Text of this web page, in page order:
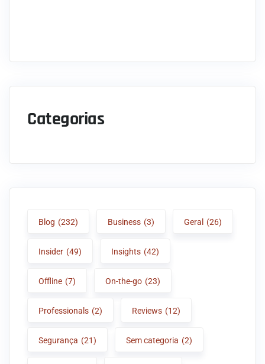
Categorias
Blog (232) Business (3) Geral (26)
Insider (49) Insights (42)
Offline (7) On-the-go (23)
Professionals (2) Reviews (12)
Segurança (21) Sem categoria (2)